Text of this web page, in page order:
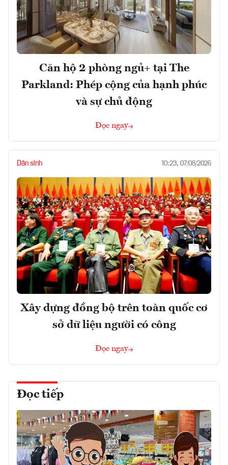
Căn hộ 2 phòng ngủ+ tại The
Parkland: Phép cộng của hạnh phúc
và sự chủ động
Đọc ngay
Dân sinh 10:23, 07/08/2026
Xây dựng đồng bộ trên toàn quốc cơ
sở dữ liệu người có công
Đọc ngay
Đọc tiếp